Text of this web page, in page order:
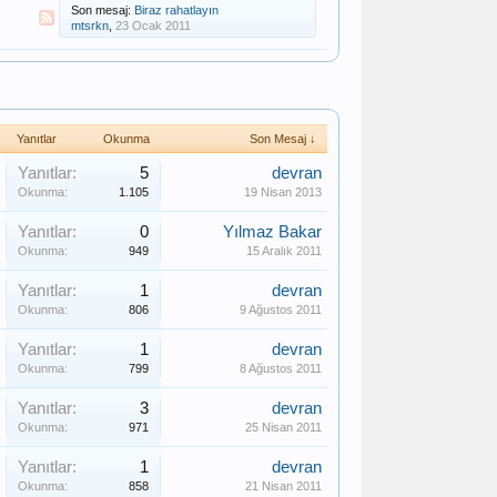
Son mesaj: Biraz rahatlayın
mtsrkn 23 Ocak 2011
Yanıtlar Okunma Son Mesaj ↓
Yanıtlar: 5
Okunma: 1.105
devran
19 Nisan 2013
Yanıtlar: 0
Okunma: 949
Yılmaz Bakar
15 Aralık 2011
Yanıtlar: 1
Okunma: 806
devran
9 Ağustos 2011
Yanıtlar: 1
Okunma: 799
devran
8 Ağustos 2011
Yanıtlar: 3
Okunma: 971
devran
25 Nisan 2011
Yanıtlar: 1
Okunma: 858
devran
21 Nisan 2011